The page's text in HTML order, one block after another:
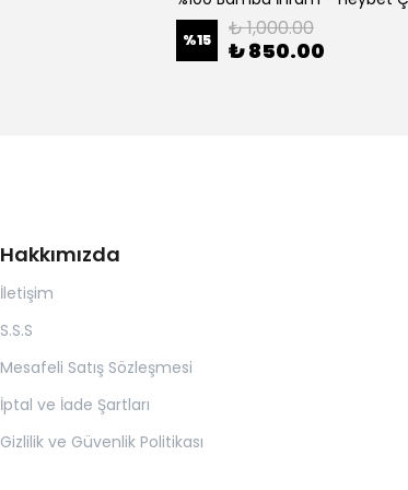
%15 ₺ 1,000.00
₺ 850.00
Hakkımızda
İletişim
S.S.S
Mesafeli Satış Sözleşmesi
İptal ve İade Şartları
Gizlilik ve Güvenlik Politikası